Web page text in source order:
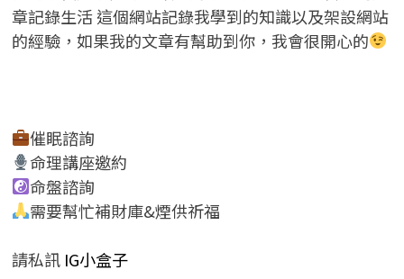
章記錄生活 這個網站記錄我學到的知識以及架設網站
的經驗，如果我的文章有幫助到你，我會很開心的
催眠諮詢
命理講座邀約
命盤諮詢
需要幫忙補財庫&煙供祈福
請私訊IG小盒子